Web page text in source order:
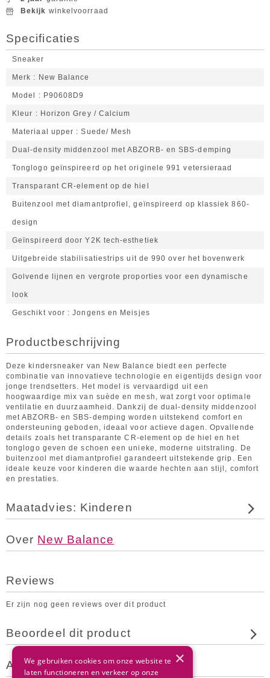
Bekijk winkelvoorraad
Specificaties
Sneaker
Merk New Balance
Model P90608D9
Kleur Horizon Grey / Calcium
Materiaal upper Suede/ Mesh
Dual-density middenzool met ABZORB- en SBS-demping
Tonglogo geïnspireerd op het originele 991 vetersieraad
Transparant CR-element op de hiel
Buitenzool met diamantprofiel, geïnspireerd op klassiek 860-
design
Geïnspireerd door Y2K tech-esthetiek
Uitgebreide stabilisatiestrips uit de 990 over het bovenwerk
Golvende lijnen en vergrote proporties voor een dynamische
look
Geschikt voor Jongens en Meisjes
Productbeschrijving
Deze kindersneaker van New Balance biedt een perfecte
combinatie van innovatieve technologie en eigentijds design voor
jonge trendsetters. Het model is vervaardigd uit een
hoogwaardige mix van suède en mesh, wat zorgt voor optimale
ventilatie en duurzaamheid. Dankzij de dual-density middenzool
met ABZORB- en SBS-demping worden uitstekend comfort en
ondersteuning geboden, ideaal voor actieve dagen. Opvallende
details zoals het transparante CR-element op de hiel en het
tonglogo geven de schoen een unieke, moderne uitstraling. De
buitenzool met diamantprofiel garandeert uitstekende grip. Een
ideale keuze voor kinderen die waarde hechten aan stijl, comfort
en prestaties.
Maatadvies: Kinderen
Over New Balance
Reviews
Er zijn nog geen reviews over dit product
Beoordeel dit product
Andere klanten bekeken ook ×
We gebruiken cookies om onze website te
laten functioneren en verkeer op onze